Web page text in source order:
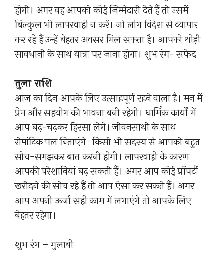
होगी। अगर वह आपको कोई जिम्मेदारी देते हैं तो उसमें
बिल्कुल भी लापरवाही न करें। जो लोग विदेश से व्यापार
कर रहे हैं उन्हें बेहतर अवसर मिल सकता है। आपको थोड़ी
सावधानी के साथ यात्रा पर जाना होगा। शुभ रंग- सफेद
तुला राशि
आज का दिन आपके लिए उत्साहपूर्ण रहने वाला है। मन में
प्रेम और सहयोग की भावना बनी रहेगी। धार्मिक कार्यों में
आप बढ़-चढ़कर हिस्सा लेंगे। जीवनसाथी के साथ
रोमांटिक पल बिताएंगे। किसी भी सदस्य से आपको बहुत
सोच-समझकर बात करनी होगी। लापरवाही के कारण
आपकी परेशानियां बढ़ सकती हैं। अगर आप कोई प्रॉपर्टी
खरीदने की सोच रहे हैं तो आप ऐसा कर सकते हैं। अगर
आप अपनी ऊर्जा सही काम में लगाएंगे तो आपके लिए
बेहतर रहेगा।
शुभ रंग – गुलाबी